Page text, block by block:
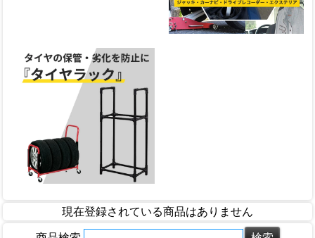
現在登録されている商品はありません